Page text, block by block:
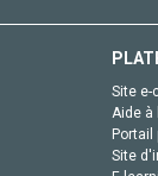
Site e-
Aide à
Portail
Site